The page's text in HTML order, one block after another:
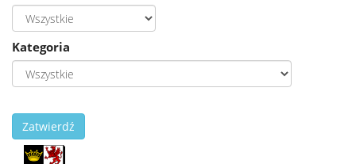
Kategoria
Zatwierdź